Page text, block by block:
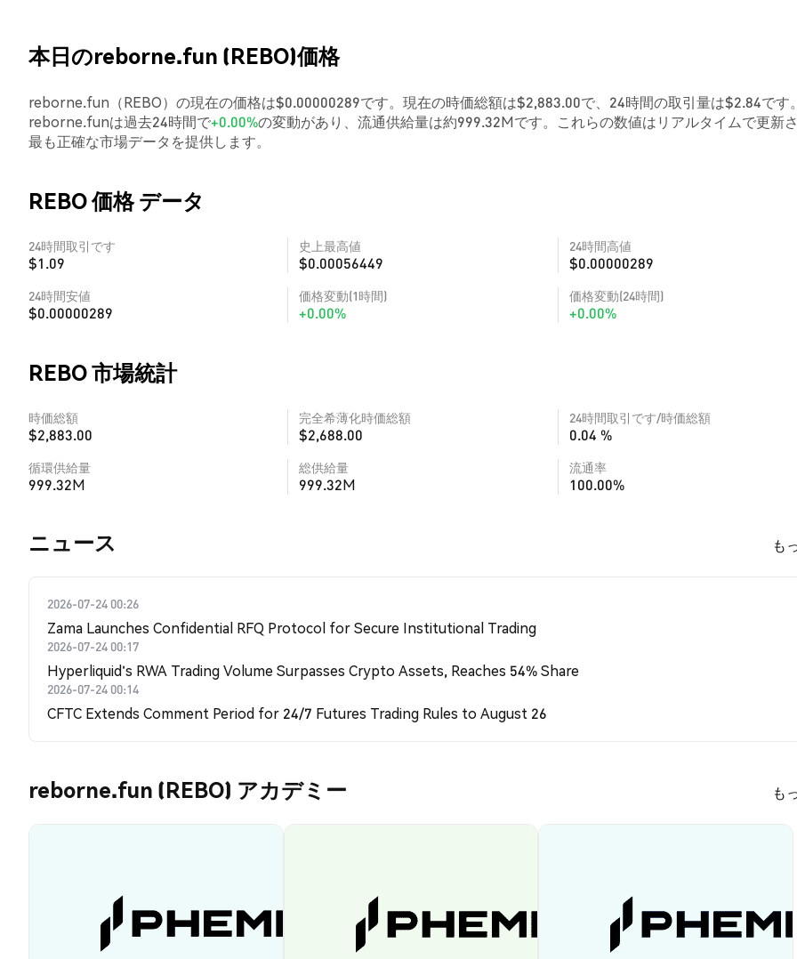
本日のreborne.fun (REBO)価格
reborne.fun（REBO）の現在の価格は$0.00000289です。現在の時価総額は$2,883.00で、24時間の取引量は$2.84です。
reborne.funは過去24時間で+0.00%の変動があり、流通供給量は約999.32Mです。これらの数値はリアルタイムで更新さ
最も正確な市場データを提供します。
REBO 価格 データ
24時間取引です
$1.09
史上最高値
$0.00056449
24時間高値
$0.00000289
24時間安値
$0.00000289
価格変動(1時間)
+0.00%
価格変動(24時間)
+0.00%
REBO 市場統計
時価総額
$2,883.00
完全希薄化時価総額
$2,688.00
24時間取引です/時価総額
0.04 %
循環供給量
999.32M
総供給量
999.32M
流通率
100.00%
​​ニュース​​ も
2026-07-24 00:26
Zama Launches Confidential RFQ Protocol for Secure Institutional Trading
2026-07-24 00:17
Hyperliquid's RWA Trading Volume Surpasses Crypto Assets, Reaches 54% Share
2026-07-24 00:14
CFTC Extends Comment Period for 24/7 Futures Trading Rules to August 26
reborne.fun (REBO) アカデミー も